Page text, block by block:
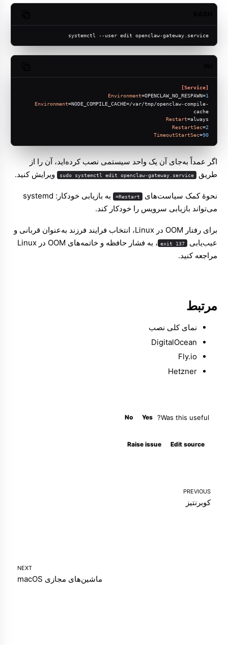
systemctl --user edit openclaw-gateway.service
[Service]
Environment=OPENCLAW_NO_RESPAWN=1
Environment=NODE_COMPILE_CACHE=/var/tmp/openclaw-compile-
cache
Restart=always
RestartSec=2
TimeoutStartSec=90
اگر عمداً به‌جای آن یک واحد سیستمی نصب کرده‌اید، آن را از
طریق
sudo systemctl edit openclaw-gateway.service ویرایش کنید.
نحوهٔ کمک سیاست‌های Restart= به بازیابی خودکار: systemd
می‌تواند بازیابی سرویس را خودکار کند.
برای رفتار OOM در Linux، انتخاب فرایند فرزند به‌عنوان قربانی و
عیب‌یابی
exit 137 ، به فشار حافظه و خاتمه‌های OOM در Linux
مراجعه کنید.
مرتبط
نمای کلی نصب
DigitalOcean
Fly.io
Hetzner
Was this useful?
Yes
No
Edit source
Raise issue
PREVIOUS
کوبرنتیز
NEXT
ماشین‌های مجازی macOS
Molty